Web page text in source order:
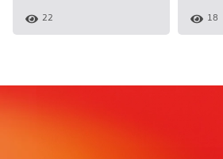
22 18